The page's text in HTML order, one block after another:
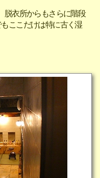
脱衣所からもさらに階段
ここだけは特に古く湿